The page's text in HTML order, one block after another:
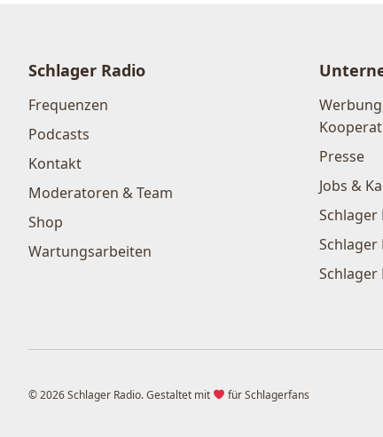
Schlager Radio
Frequenzen
Podcasts
Kontakt
Moderatoren & Team
Shop
Wartungsarbeiten
Presse
Jobs &
Schlager
Schlager
Schlager
© 2026 Schlager Radio. Gestaltet mit für Schlagerfans